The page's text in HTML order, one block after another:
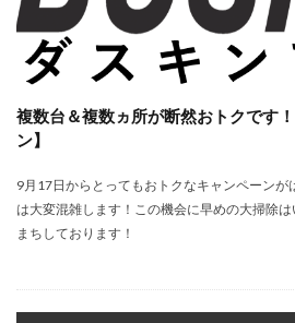
複数台＆複数ヵ所が断然おトクです
ン】
9月17日からとってもおトクなキャンペーンが
は大変混雑します！この機会に早めの大掃除
まちしております！